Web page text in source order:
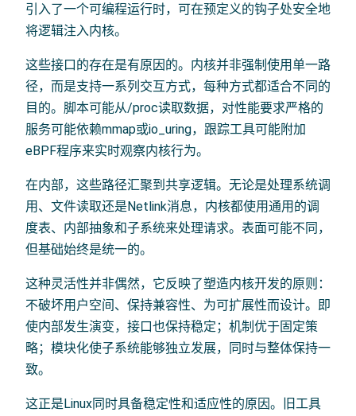
引入了一个可编程运行时，可在预定义的钩子处安全地
将逻辑注入内核。
这些接口的存在是有原因的。内核并非强制使用单一路
径，而是支持一系列交互方式，每种方式都适合不同的
目的。脚本可能从/proc读取数据，对性能要求严格的
服务可能依赖mmap或io_uring，跟踪工具可能附加
eBPF程序来实时观察内核行为。
在内部，这些路径汇聚到共享逻辑。无论是处理系统调
用、文件读取还是Netlink消息，内核都使用通用的调
度表、内部抽象和子系统来处理请求。表面可能不同，
但基础始终是统一的。
这种灵活性并非偶然，它反映了塑造内核开发的原则：
不破坏用户空间、保持兼容性、为可扩展性而设计。即
使内部发生演变，接口也保持稳定；机制优于固定策
略；模块化使子系统能够独立发展，同时与整体保持一
致。
这正是Linux同时具备稳定性和适应性的原因。旧工具